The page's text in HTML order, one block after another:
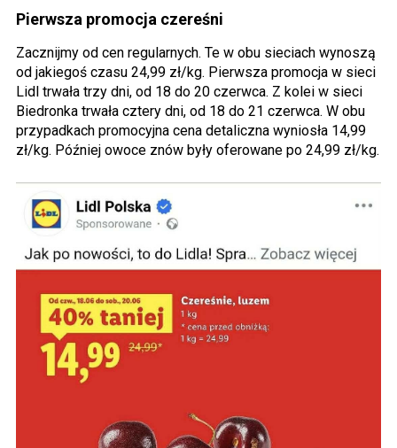
Pierwsza promocja czereśni
Zacznijmy od cen regularnych. Te w obu sieciach wynoszą
od jakiegoś czasu 24,99 zł/kg. Pierwsza promocja w sieci
Lidl trwała trzy dni, od 18 do 20 czerwca. Z kolei w sieci
Biedronka trwała cztery dni, od 18 do 21 czerwca. W obu
przypadkach promocyjna cena detaliczna wyniosła 14,99
zł/kg. Później owoce znów były oferowane po 24,99 zł/kg.